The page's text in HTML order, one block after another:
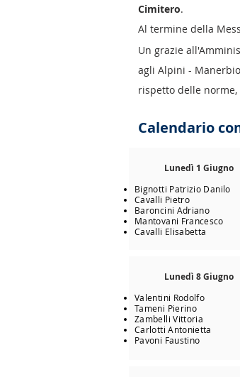
Cimitero.
Al termine della
Un grazie
agli Alpini -
rispetto delle
Calendario
Lunedì 1 Giugno
Bignotti Patrizio Danilo
Cavalli Pietro
Baroncini Adriano
Mantovani Francesco
Cavalli Elisabetta
Lunedì 8 Giugno
Valentini Rodolfo
Tameni Pierino
Zambelli Vittoria
Carlotti Antonietta
Pavoni Faustino